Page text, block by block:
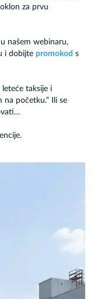
za prvu
našem webinaru,
i dobijte promokod s
taksije i
na početku.“ Ili se